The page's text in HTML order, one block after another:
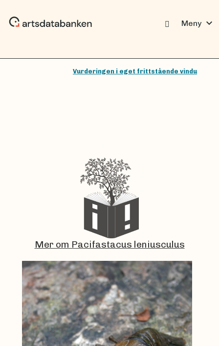
Meny expand_more
Vurderingen i eget frittstående vindu
Mer om Pacifastacus leniusculus